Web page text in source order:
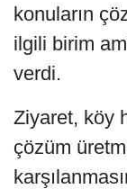
konuların
ilgili birim
verdi.
Ziyaret, köy
çözüm